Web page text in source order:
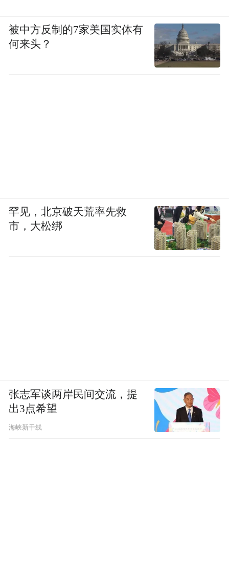
被中方反制的7家美国实体有
何来头？
罕见，北京破天荒率先救
市，大松绑
张志军谈两岸民间交流，提
出3点希望
海峡新干线